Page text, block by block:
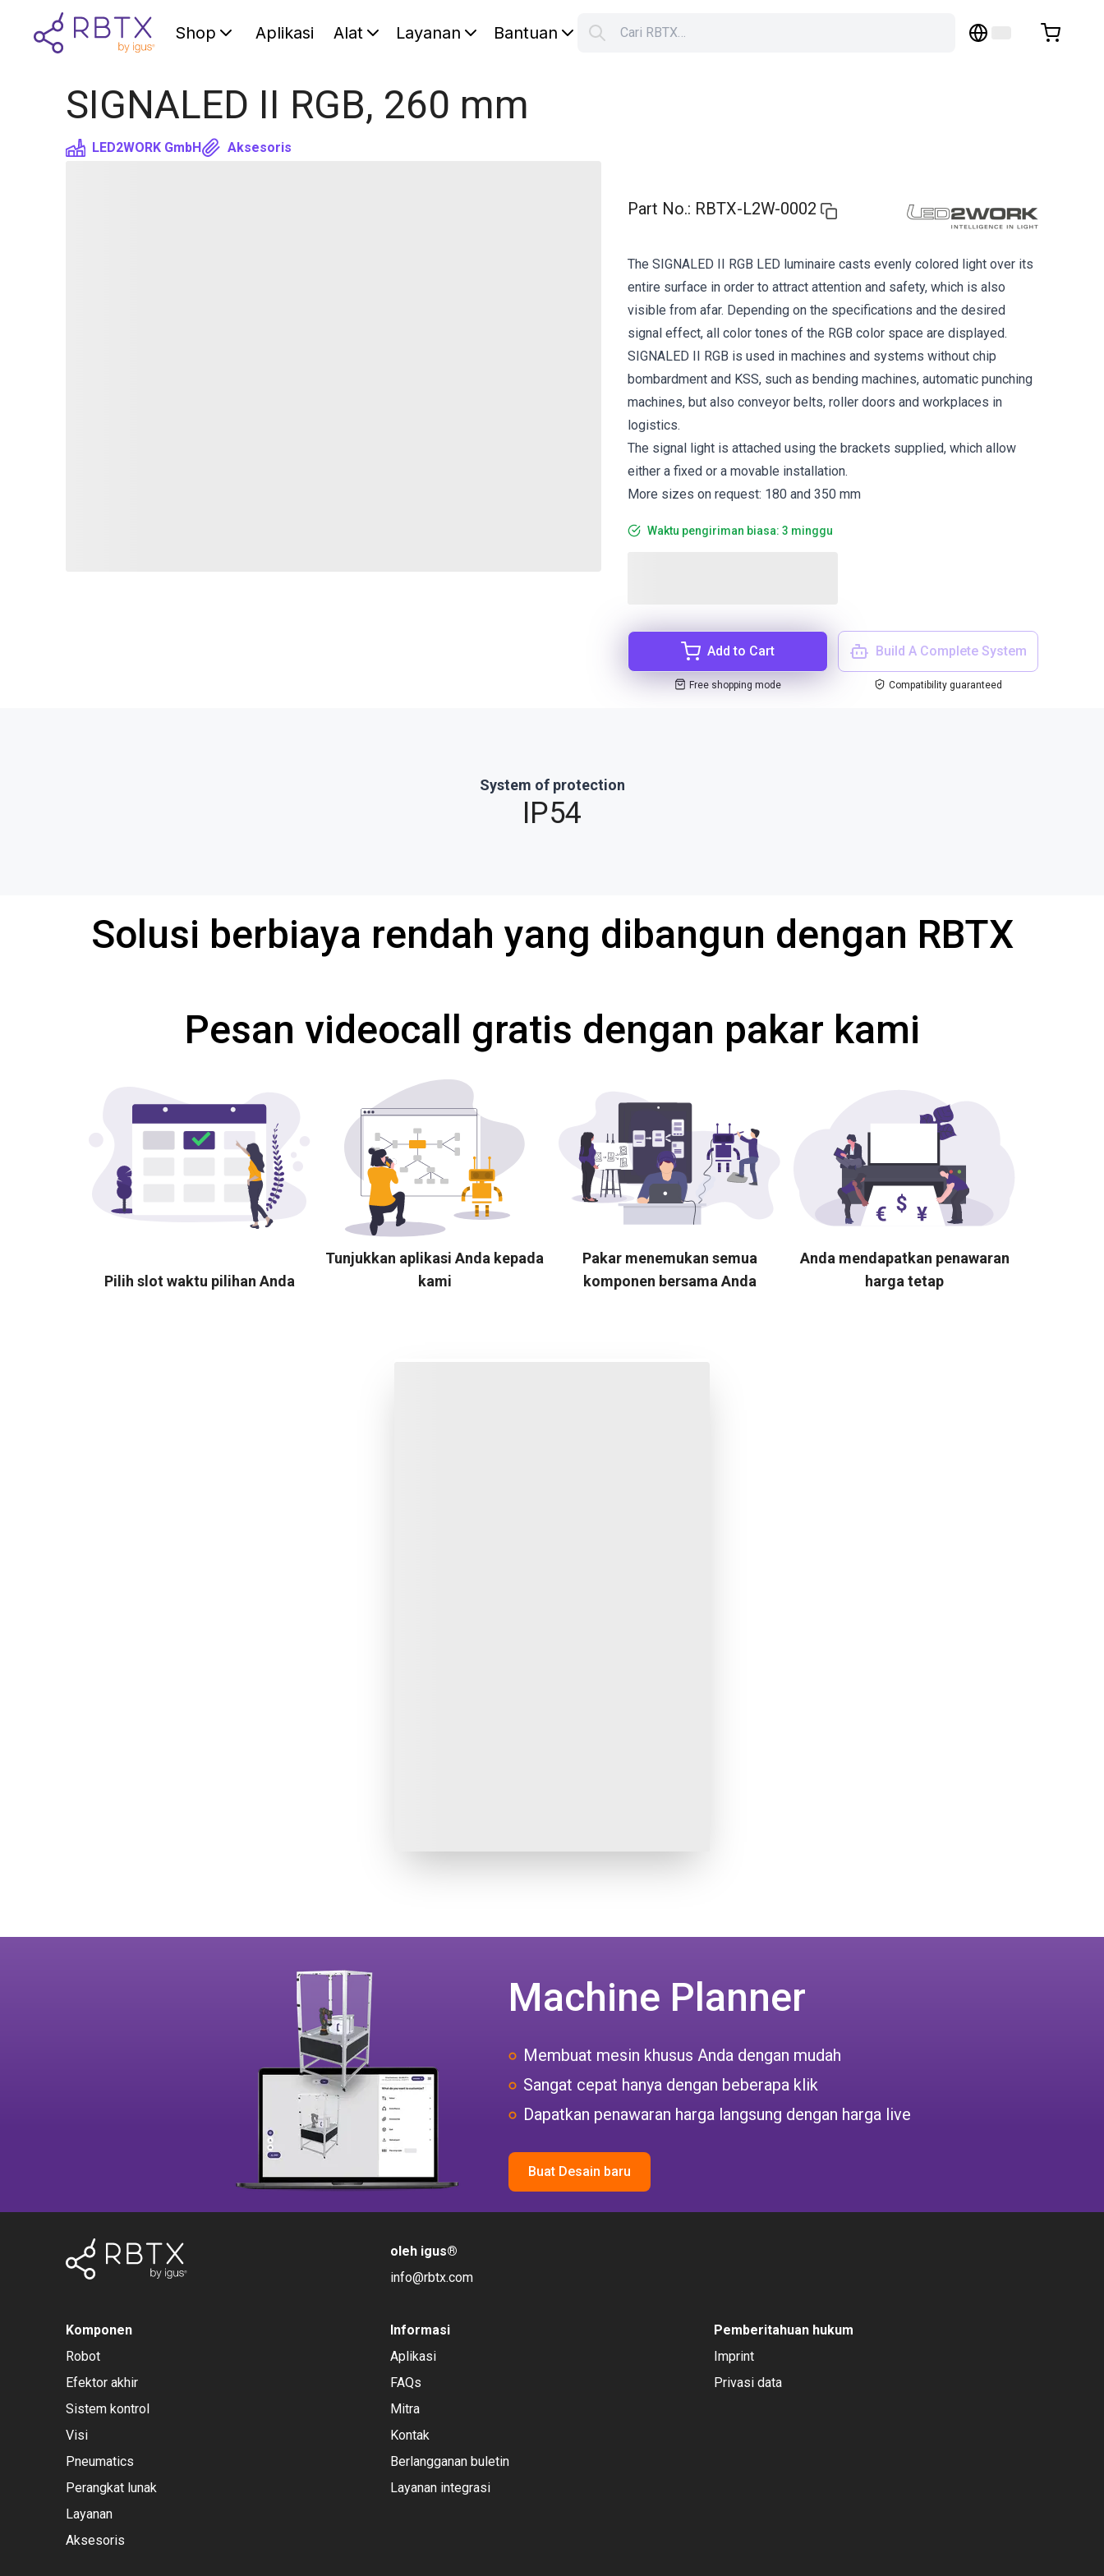
Shop Aplikasi Alat Layanan Bantuan Cari RBTX…
SIGNALED II RGB, 260 mm
LED2WORK GmbH Aksesoris
Part No.: RBTX-L2W-0002
The SIGNALED II RGB LED luminaire casts evenly colored light over its
entire surface in order to attract attention and safety, which is also
visible from afar. Depending on the specifications and the desired
signal effect, all color tones of the RGB color space are displayed.
SIGNALED II RGB is used in machines and systems without chip
bombardment and KSS, such as bending machines, automatic punching
machines, but also conveyor belts, roller doors and workplaces in
logistics.
The signal light is attached using the brackets supplied, which allow
either a fixed or a movable installation.
More sizes on request: 180 and 350 mm
Waktu pengiriman biasa: 3 minggu
Add to Cart
Free shopping mode
Build A Complete System
Compatibility guaranteed
System of protection
IP54
Solusi berbiaya rendah yang dibangun dengan RBTX
Pesan videocall gratis dengan pakar kami
Pilih slot waktu pilihan Anda
Tunjukkan aplikasi Anda kepada
kami
Pakar menemukan semua
komponen bersama Anda
Anda mendapatkan penawaran
harga tetap
Machine Planner
Membuat mesin khusus Anda dengan mudah
Sangat cepat hanya dengan beberapa klik
Dapatkan penawaran harga langsung dengan harga live
Buat Desain baru
oleh igus®
info@rbtx.com
Komponen
Robot
Efektor akhir
Sistem kontrol
Visi
Pneumatics
Perangkat lunak
Layanan
Aksesoris
Informasi
Aplikasi
FAQs
Mitra
Kontak
Berlangganan buletin
Layanan integrasi
Pemberitahuan hukum
Imprint
Privasi data